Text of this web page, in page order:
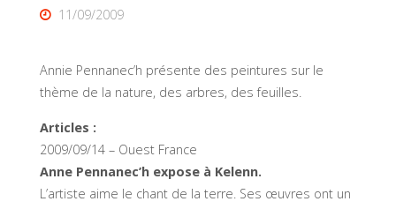
11/09/2009
Annie Pennanec’h présente des peintures sur le
thème de la nature, des arbres, des feuilles.
Articles :
2009/09/14 – Ouest France
Anne Pennanec’h expose à Kelenn.
L’artiste aime le chant de la terre. Ses œuvres ont un